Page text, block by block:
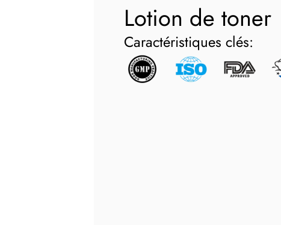
Lotion de toner
Caractéristiques clés: